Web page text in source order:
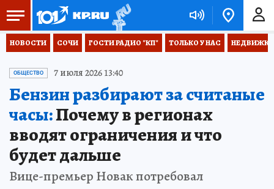
НОВОСТИ СОЧИ ГОСТИ РАДИО "КП" ТОЛЬКО У НАС НЕДВИЖКА
ОБЩЕСТВО 7 июля 2026 13:40
Бензин разбирают за считаные
часы:Почему в регионах
вводят ограничения и что
будет дальше
Вице-премьер Новак потребовал